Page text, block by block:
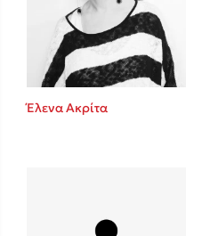
Mel Robbins
Η μέθοδος
Δημοφιλείς Συγγραφείς
Έλενα Ακρίτα